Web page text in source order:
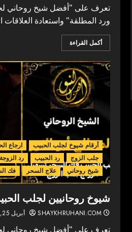
تعرف على "أفضل شيخ روحاني
ورد المطلقة" واستعادة العلاقات
أكمل القراءة
أرقام شيوخ لجلب الحبيب ارجاع
جلب الزوج
رد الحبيب رد الزوجة
شيخ روحاني
علاج السحر فك
شيوخ روحانيين لجلب
SHAYKHRUHANI.COM أبريل 25, 2026
تعرف على "أفضل شيخ روحاني